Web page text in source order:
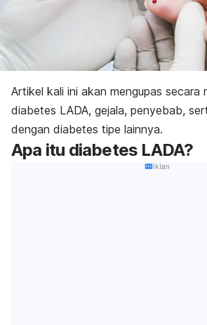
Artikel kali ini akan mengupas secara
diabetes LADA, gejala, penyebab,
dengan diabetes tipe lainnya.
Apa itu diabetes LADA?
Iklan